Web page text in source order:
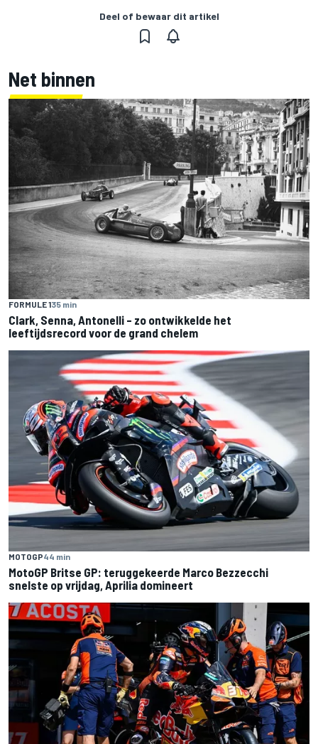
Deel of bewaar dit artikel
Net binnen
FORMULE 135 min
Clark, Senna, Antonelli – zo ontwikkelde het
leeftijdsrecord voor de grand chelem
MOTOGP44 min
MotoGP Britse GP: teruggekeerde Marco Bezzecchi
snelste op vrijdag, Aprilia domineert